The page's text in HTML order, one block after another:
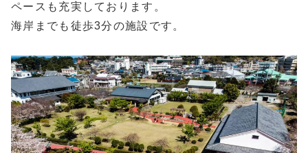
ペースも充実しております。
海岸までも徒歩3分の施設です。